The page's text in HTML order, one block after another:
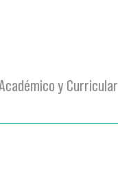
y Curricular